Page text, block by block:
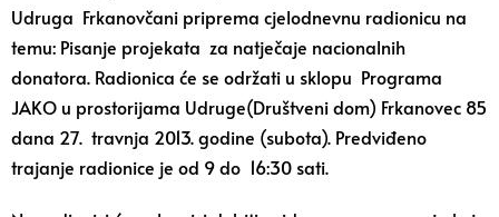
Udruga Frkanovčani priprema cjelodnevnu radionicu na
temu: Pisanje projekata za natječaje nacionalnih
donatora. Radionica će se održati u sklopu Programa
JAKO u prostorijama Udruge(Društveni dom) Frkanovec 85
dana 27. travnja 2013. godine (subota). Predviđeno
trajanje radionice je od 9 do 16:30 sati.